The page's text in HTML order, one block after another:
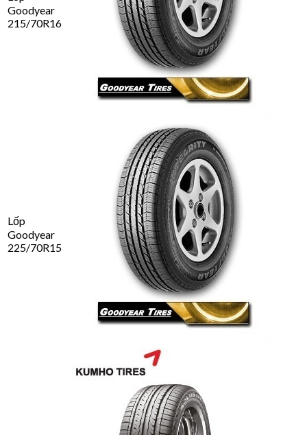
Goodyear
215/70R16
Lốp
Goodyear
225/70R15